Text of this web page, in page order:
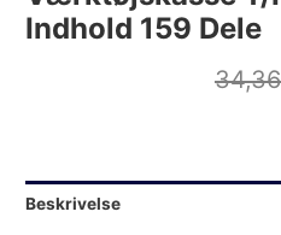
Indhold 159 Dele
Beskrivelse